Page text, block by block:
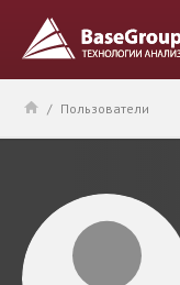
/ Пользователи